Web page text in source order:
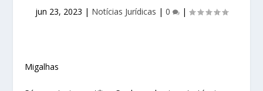
jun 23, 2023 | Notícias Jurídicas | 0 |
Migalhas